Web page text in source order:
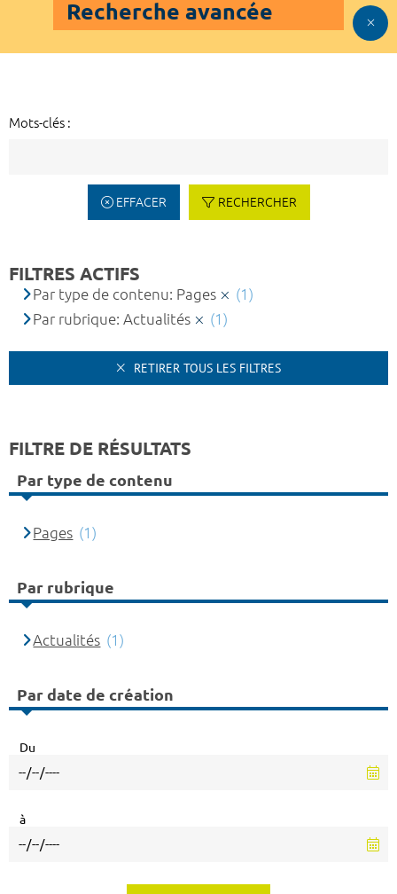
Recherche avancée
Mots-clés :
EFFACER RECHERCHER
FILTRES ACTIFS
Par type de contenu: Pages
(1)
Par rubrique: Actualités
(1)
RETIRER TOUS LES FILTRES
FILTRE DE RÉSULTATS
Par type de contenu
Pages (1)
Par rubrique
Actualités (1)
Par date de création
Du
à